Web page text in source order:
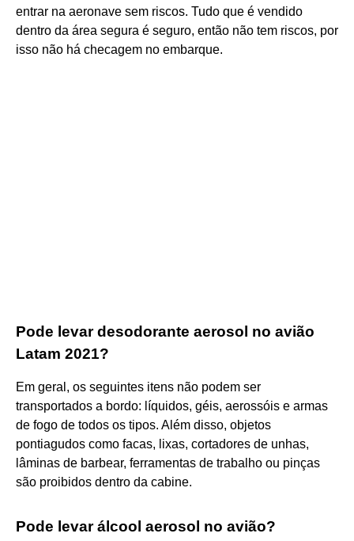
entrar na aeronave sem riscos. Tudo que é vendido
dentro da área segura é seguro, então não tem riscos, por
isso não há checagem no embarque.
Pode levar desodorante aerosol no avião
Latam 2021?
Em geral, os seguintes itens não podem ser
transportados a bordo: líquidos, géis, aerossóis e armas
de fogo de todos os tipos. Além disso, objetos
pontiagudos como facas, lixas, cortadores de unhas,
lâminas de barbear, ferramentas de trabalho ou pinças
são proibidos dentro da cabine.
Pode levar álcool aerosol no avião?